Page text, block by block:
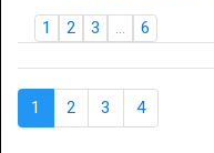
1
2 3 ... 6
1 2 3 4